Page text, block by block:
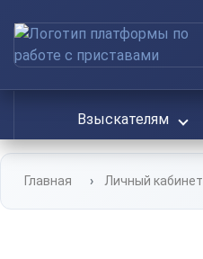
Взыскателям
Главная Личный кабинет